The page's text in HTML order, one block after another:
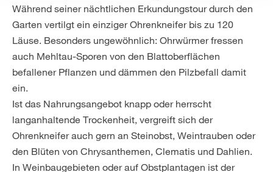
Während seiner nächtlichen Erkundungstour durch den
Garten vertilgt ein einziger Ohrenkneifer bis zu 120
Läuse. Besonders ungewöhnlich: Ohrwürmer fressen
auch Mehltau-Sporen von den Blattoberflächen
befallener Pflanzen und dämmen den Pilzbefall damit
ein.
Ist das Nahrungsangebot knapp oder herrscht
langanhaltende Trockenheit, vergreift sich der
Ohrenkneifer auch gern an Steinobst, Weintrauben oder
den Blüten von Chrysanthemen, Clematis und Dahlien.
In Weinbaugebieten oder auf Obstplantagen ist der